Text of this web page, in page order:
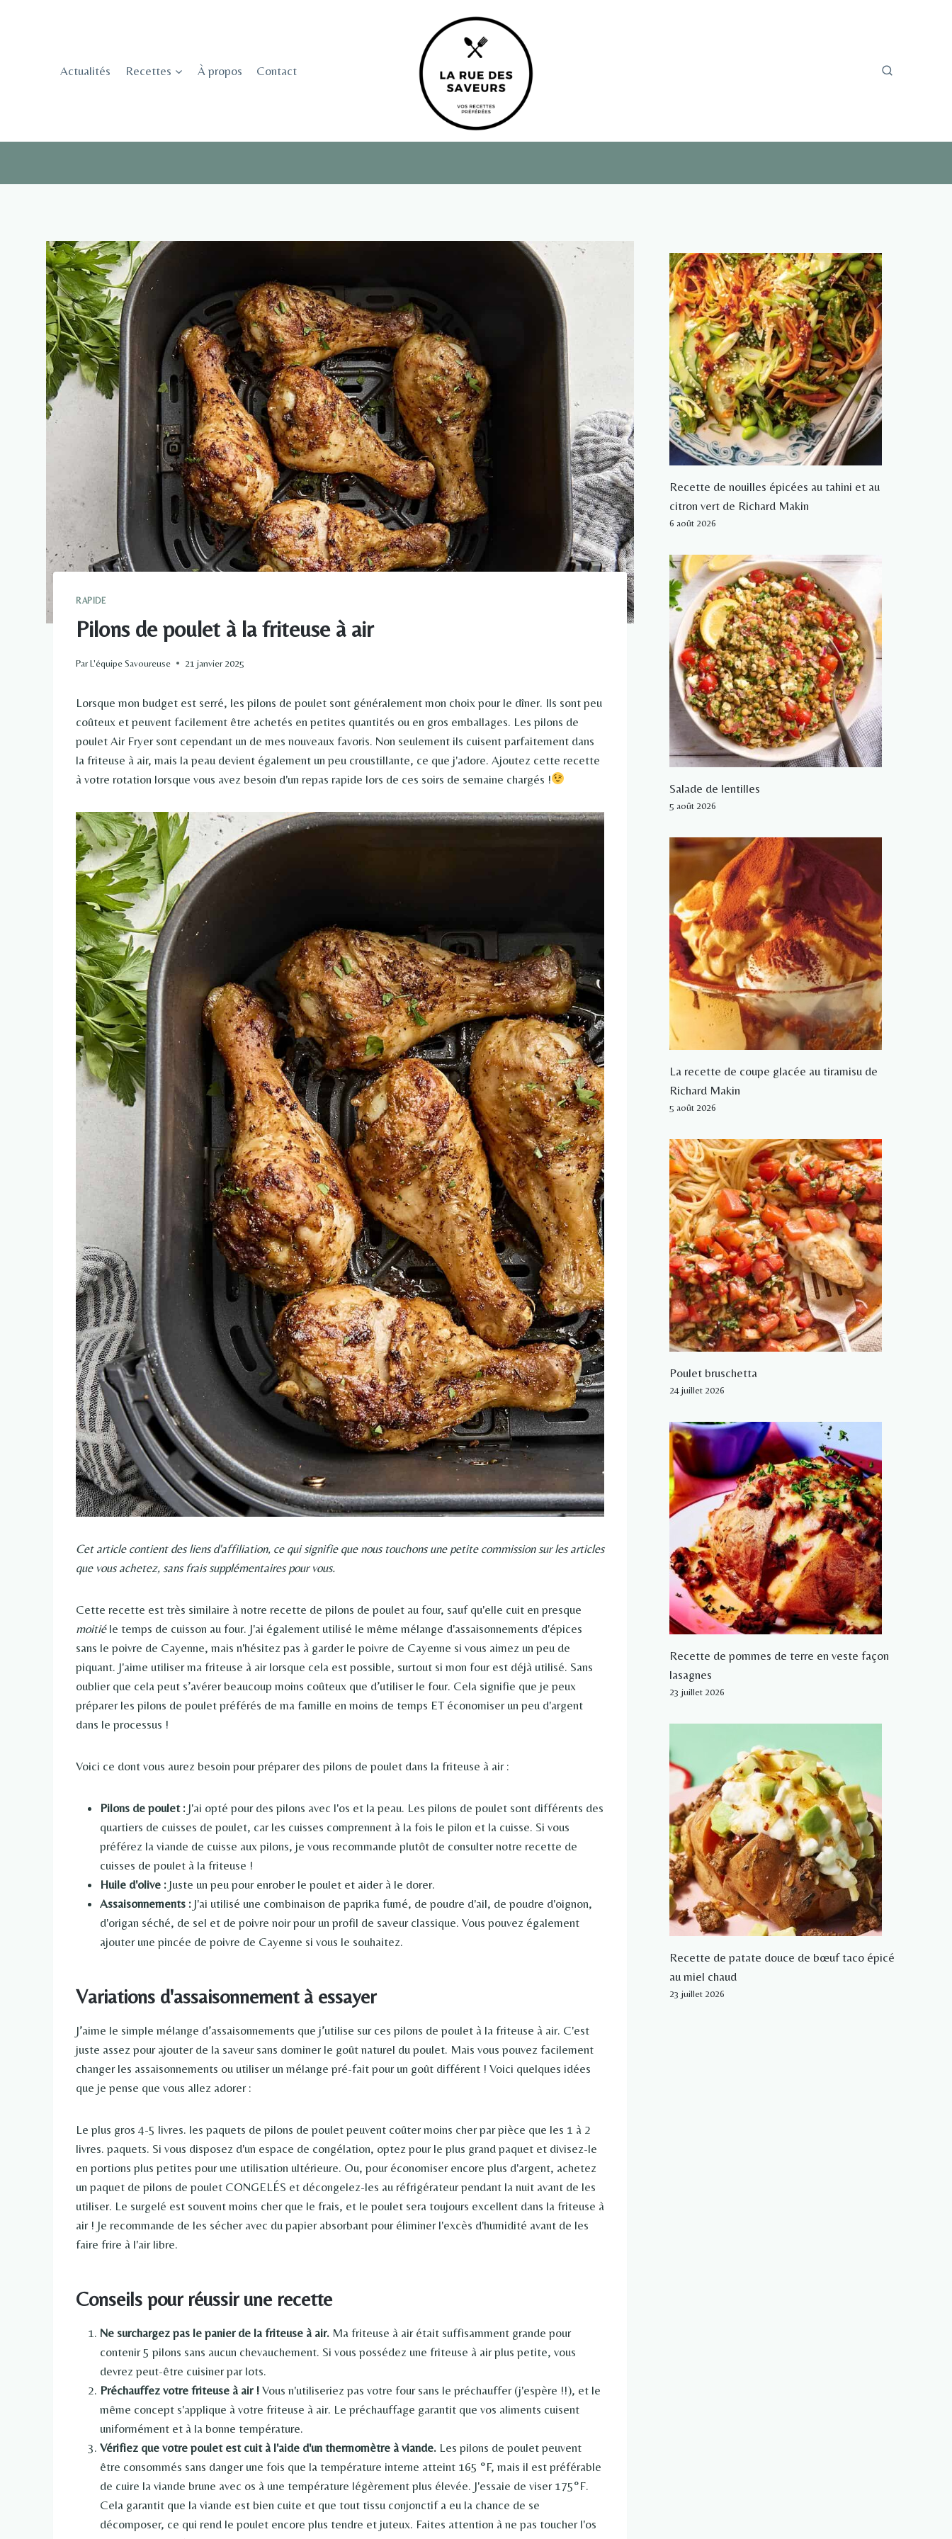
Actualités
Recettes À propos Contact
RAPIDE
Pilons de poulet à la friteuse à air
ParL'équipe Savoureuse 21 janvier 2025
Lorsque mon budget est serré, les pilons de poulet sont généralement mon choix pour le dîner. Ils sont peu
coûteux et peuvent facilement être achetés en petites quantités ou en gros emballages. Les pilons de
poulet Air Fryer sont cependant un de mes nouveaux favoris. Non seulement ils cuisent parfaitement dans
la friteuse à air, mais la peau devient également un peu croustillante, ce que j'adore. Ajoutez cette recette
à votre rotation lorsque vous avez besoin d'un repas rapide lors de ces soirs de semaine chargés !
Cet article contient des liens d'affiliation, ce qui signifie que nous touchons une petite commission sur les articles
que vous achetez, sans frais supplémentaires pour vous.
Cette recette est très similaire à notre recette de pilons de poulet au four, sauf qu'elle cuit en presque
moitié le temps de cuisson au four. J'ai également utilisé le même mélange d'assaisonnements d'épices
sans le poivre de Cayenne, mais n'hésitez pas à garder le poivre de Cayenne si vous aimez un peu de
piquant. J'aime utiliser ma friteuse à air lorsque cela est possible, surtout si mon four est déjà utilisé. Sans
oublier que cela peut s’avérer beaucoup moins coûteux que d’utiliser le four. Cela signifie que je peux
préparer les pilons de poulet préférés de ma famille en moins de temps ET économiser un peu d'argent
dans le processus !
Voici ce dont vous aurez besoin pour préparer des pilons de poulet dans la friteuse à air :
Pilons de poulet : J'ai opté pour des pilons avec l'os et la peau. Les pilons de poulet sont différents des
quartiers de cuisses de poulet, car les cuisses comprennent à la fois le pilon et la cuisse. Si vous
préférez la viande de cuisse aux pilons, je vous recommande plutôt de consulter notre recette de
cuisses de poulet à la friteuse !
Huile d'olive : Juste un peu pour enrober le poulet et aider à le dorer.
Assaisonnements :J'ai utilisé une combinaison de paprika fumé, de poudre d'ail, de poudre d'oignon,
d'origan séché, de sel et de poivre noir pour un profil de saveur classique. Vous pouvez également
ajouter une pincée de poivre de Cayenne si vous le souhaitez.
Variations d'assaisonnement à essayer
J’aime le simple mélange d’assaisonnements que j’utilise sur ces pilons de poulet à la friteuse à air. C'est
juste assez pour ajouter de la saveur sans dominer le goût naturel du poulet. Mais vous pouvez facilement
changer les assaisonnements ou utiliser un mélange pré-fait pour un goût différent ! Voici quelques idées
que je pense que vous allez adorer :
Le plus gros 4-5 livres. les paquets de pilons de poulet peuvent coûter moins cher par pièce que les 1 à 2
livres. paquets. Si vous disposez d'un espace de congélation, optez pour le plus grand paquet et divisez-le
en portions plus petites pour une utilisation ultérieure. Ou, pour économiser encore plus d'argent, achetez
un paquet de pilons de poulet CONGELÉS et décongelez-les au réfrigérateur pendant la nuit avant de les
utiliser. Le surgelé est souvent moins cher que le frais, et le poulet sera toujours excellent dans la friteuse à
air ! Je recommande de les sécher avec du papier absorbant pour éliminer l'excès d'humidité avant de les
faire frire à l'air libre.
Conseils pour réussir une recette
Ne surchargez pas le panier de la friteuse à air. Ma friteuse à air était suffisamment grande pour
contenir 5 pilons sans aucun chevauchement. Si vous possédez une friteuse à air plus petite, vous
devrez peut-être cuisiner par lots.
Préchauffez votre friteuse à air ! Vous n'utiliseriez pas votre four sans le préchauffer (j'espère !!), et le
même concept s'applique à votre friteuse à air. Le préchauffage garantit que vos aliments cuisent
uniformément et à la bonne température.
Vérifiez que votre poulet est cuit à l'aide d'un thermomètre à viande. Les pilons de poulet peuvent
être consommés sans danger une fois que la température interne atteint 165 °F, mais il est préférable
de cuire la viande brune avec os à une température légèrement plus élevée. J'essaie de viser 175°F.
Cela garantit que la viande est bien cuite et que tout tissu conjonctif a eu la chance de se
décomposer, ce qui rend le poulet encore plus tendre et juteux. Faites attention à ne pas toucher l'os
Recette de nouilles épicées au tahini et au
citron vert de Richard Makin
6 août 2026
Salade de lentilles
5 août 2026
La recette de coupe glacée au tiramisu de
Richard Makin
5 août 2026
Poulet bruschetta
24 juillet 2026
Recette de pommes de terre en veste façon
lasagnes
23 juillet 2026
Recette de patate douce de bœuf taco épicé
au miel chaud
23 juillet 2026